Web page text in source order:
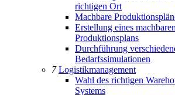
richtigen Ort
Machbare
Erstellung eines
Produktionsplans
Durchführung
Bedarfssimulationen
7Logistikmanagement
Wahl des richtigen
Systems